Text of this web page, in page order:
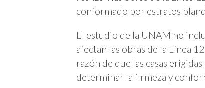
conformado por estratos
El estudio de la UNAM no
afectan las obras de la Línea
razón de que las casas
determinar la firmeza y